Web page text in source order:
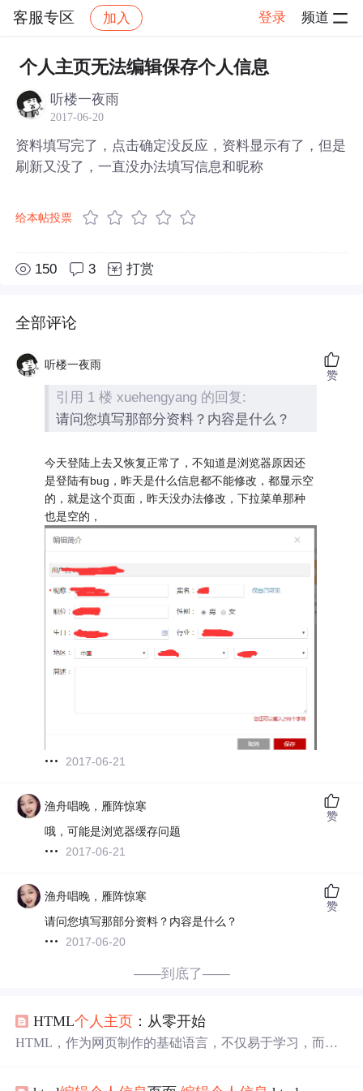
客服专区 加入 登录 频道
社区 客服专区 帖子详情
个人主页无法编辑保存个人信息
听楼一夜雨
2017-06-20
资料填写完了，点击确定没反应，资料显示有了，但是
刷新又没了，一直没办法填写信息和昵称
给本帖投票
150 3 打赏
全部评论
听楼一夜雨
引用 1 楼 xuehengyang 的回复:
请问您填写那部分资料？内容是什么？
今天登陆上去又恢复正常了，不知道是浏览器原因还
是登陆有bug，昨天是什么信息都不能修改，都显示空
的，就是这个页面，昨天没办法修改，下拉菜单那种
也是空的，
2017-06-21
赞
渔舟唱晚，雁阵惊寒
哦，可能是浏览器缓存问题
2017-06-21
赞
渔舟唱晚，雁阵惊寒
请问您填写那部分资料？内容是什么？
2017-06-20
赞
——到底了——
HTML个人主页 ：从零开始
HTML，作为网页制作的基础语言，不仅易于学习，而且